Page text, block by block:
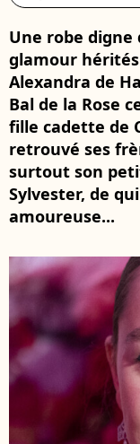
Une robe digne
glamour
Alexandra de
Bal de la Rose
fille cadette de
retrouvé ses
surtout son
Sylvester, de
amoureuse...